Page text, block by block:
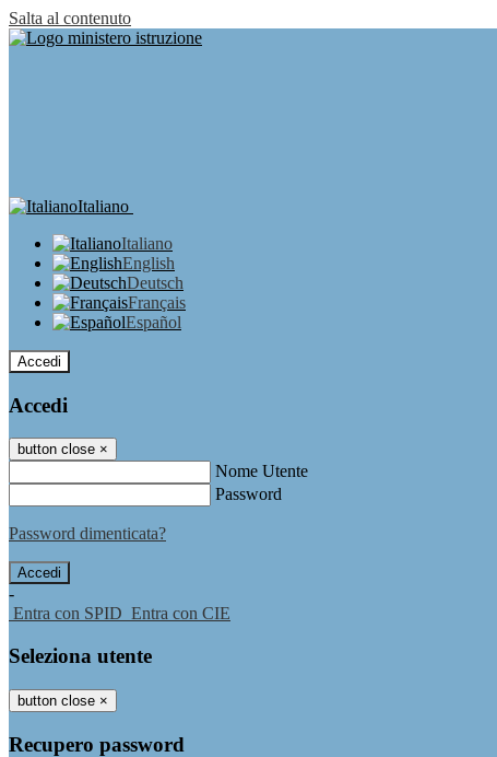
Salta al contenuto
Italiano
Italiano
English
Deutsch
Français
Español
Accedi
Accedi
button close ×
Nome Utente
Password
Password dimenticata?
-
Entra con SPID Entra con CIE
Seleziona utente
button close ×
Recupero password